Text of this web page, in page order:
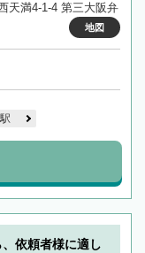
天満4-1-4 第三大阪弁
地図
依頼者様に適し